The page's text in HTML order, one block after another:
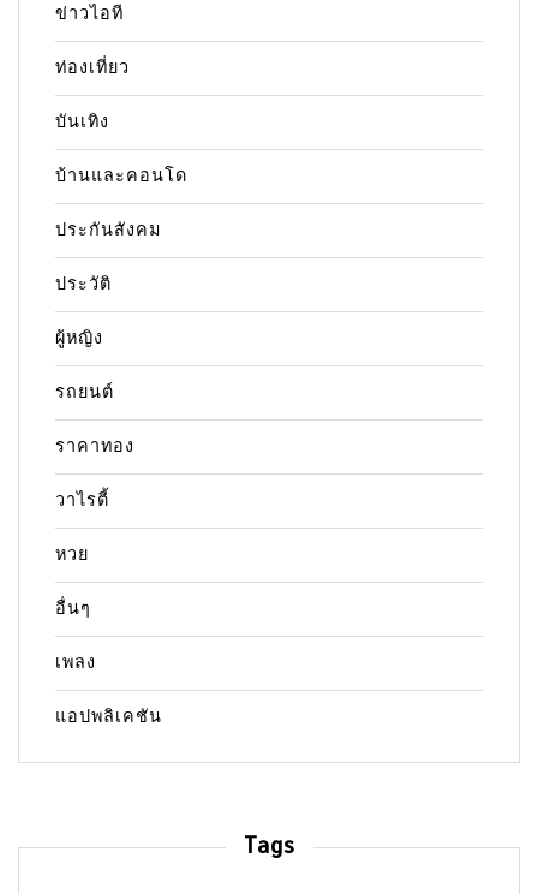
ข่าวไอที
ท่องเที่ยว
บันเทิง
บ้านและคอนโด
ประกันสังคม
ประวัติ
ผู้หญิง
รถยนต์
ราคาทอง
วาไรตี้
หวย
อื่นๆ
เพลง
แอปพลิเคชัน
Tags